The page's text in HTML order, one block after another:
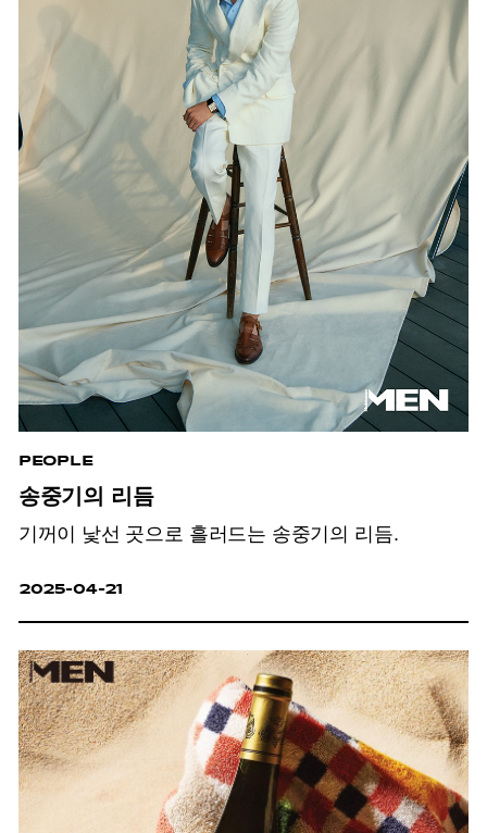
PEOPLE
송중기의 리듬
기꺼이 낯선 곳으로 흘러드는 송중기의 리듬.
2025-04-21